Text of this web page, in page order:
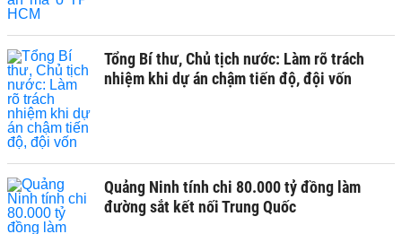
Tổng Bí thư, Chủ tịch nước: Làm rõ trách
nhiệm khi dự án chậm tiến độ, đội vốn
Quảng Ninh tính chi 80.000 tỷ đồng làm
đường sắt kết nối Trung Quốc